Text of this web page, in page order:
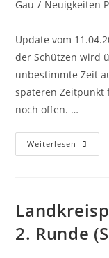
Kategorie:
Gau / Neuigkeiten
Update vom
der Schützen wird
unbestimmte Zeit
späteren Zeitpunkt
noch offen. …
Weiterlesen
Wird
2. Runde